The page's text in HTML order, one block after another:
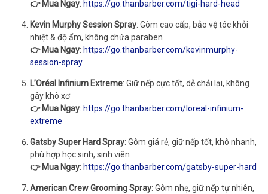
👉 Mua Ngay: https://go.thanbarber.com/tigi-hard-head
Kevin Murphy Session Spray: Gôm cao cấp, bảo vệ tóc khỏi
nhiệt & độ ẩm, không chứa paraben
👉 Mua Ngay: https://go.thanbarber.com/kevinmurphy-
session-spray
L’Oréal Infinium Extreme: Giữ nếp cực tốt, dễ chải lại, không
gây khô xơ
👉 Mua Ngay: https://go.thanbarber.com/loreal-infinium-
extreme
Gatsby Super Hard Spray: Gôm giá rẻ, giữ nếp tốt, khô nhanh,
phù hợp học sinh, sinh viên
👉 Mua Ngay: https://go.thanbarber.com/gatsby-super-hard
American Crew Grooming Spray: Gôm nhẹ, giữ nếp tự nhiên,